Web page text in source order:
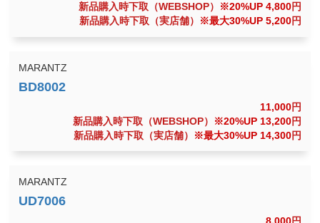
新品購入時下取（WEBSHOP）
※20%UP 4,800円
新品購入時下取（実店舗）
※最大30%UP 5,200円
MARANTZ
11,000円
新品購入時下取（WEBSHOP）
※20%UP 13,200円
新品購入時下取（実店舗）
※最大30%UP 14,300円
MARANTZ